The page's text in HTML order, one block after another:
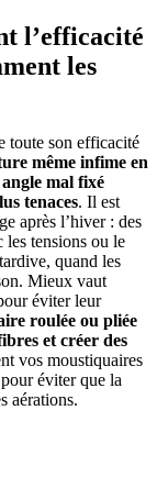
l’efficacité
les
toute son efficacité
même infime en
mal fixé
tenaces. Il est
après l’hiver : des
les tensions ou le
quand les
Mieux vaut
éviter leur
roulée ou pliée
et créer des
vos moustiquaires
éviter que la
aérations.